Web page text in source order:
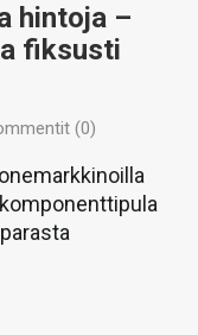
hintoja –
fiksusti
(0)